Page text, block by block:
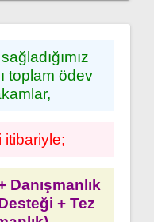
toplam ödev
itibariyle;
Danışmanlık
+ Tez